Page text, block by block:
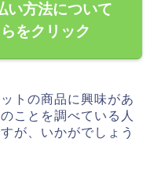
い方法について
をクリック
トの商品に興味があ
ことを調べている人
が、いかがでしょう